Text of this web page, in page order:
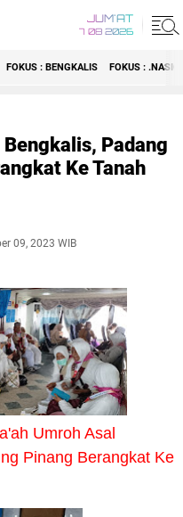
JUM'AT
7 08 2026
FOKUS : BENGKALIS FOKUS :
Padang
Ke Tanah
09, 2023 WIB
Umroh Asal
Pinang Berangkat Ke